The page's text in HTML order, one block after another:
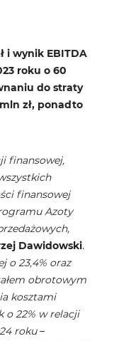
i wynik EBITDA
roku o 60
do straty
zł, ponadto
finansowej,
finansowej
Azoty
Dawidowski.
o 23,4% oraz
obrotowym
kosztami
o 22% w relacji
roku–